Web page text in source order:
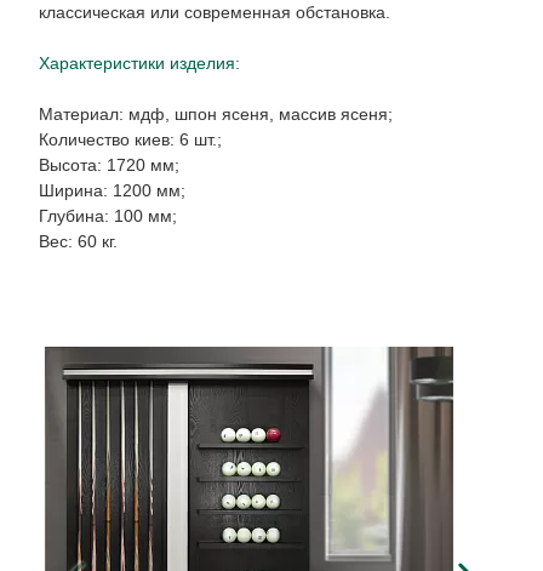
классическая или современная обстановка.
Характеристики изделия:
Материал: мдф, шпон ясеня, массив ясеня;
Количество киев: 6 шт.;
Высота: 1720 мм;
Ширина: 1200 мм;
Глубина: 100 мм;
Вес: 60 кг.